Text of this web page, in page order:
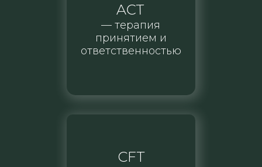
— терапия
принятием и
ответственностью
ACT
CFT